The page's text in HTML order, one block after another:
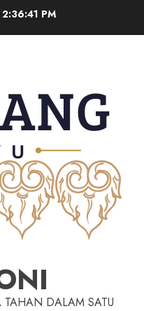
2:36:42 PM
DALAM SATU